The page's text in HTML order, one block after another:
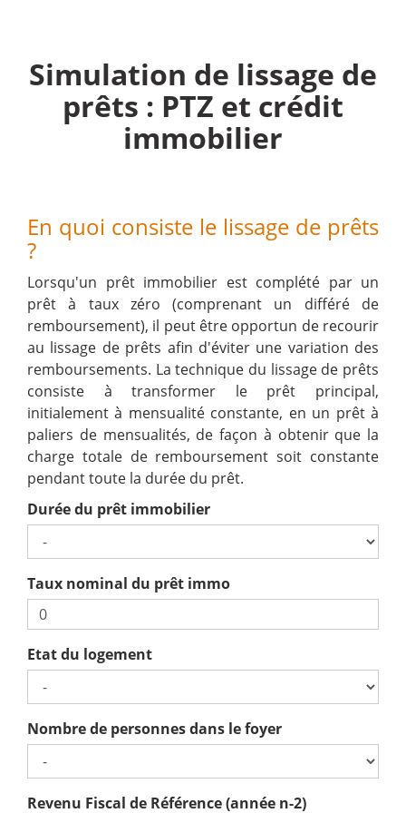
Simulation de lissage de
prêts : PTZ et crédit
immobilier
En quoi consiste le lissage de prêts
?
Lorsqu'un prêt immobilier est complété par un
prêt à taux zéro (comprenant un différé de
remboursement), il peut être opportun de recourir
au lissage de prêts afin d'éviter une variation des
remboursements. La technique du lissage de prêts
consiste à transformer le prêt principal,
initialement à mensualité constante, en un prêt à
paliers de mensualités, de façon à obtenir que la
charge totale de remboursement soit constante
pendant toute la durée du prêt.
Durée du prêt immobilier
Taux nominal du prêt immo
Etat du logement
Nombre de personnes dans le foyer
Revenu Fiscal de Référence (année n-2)